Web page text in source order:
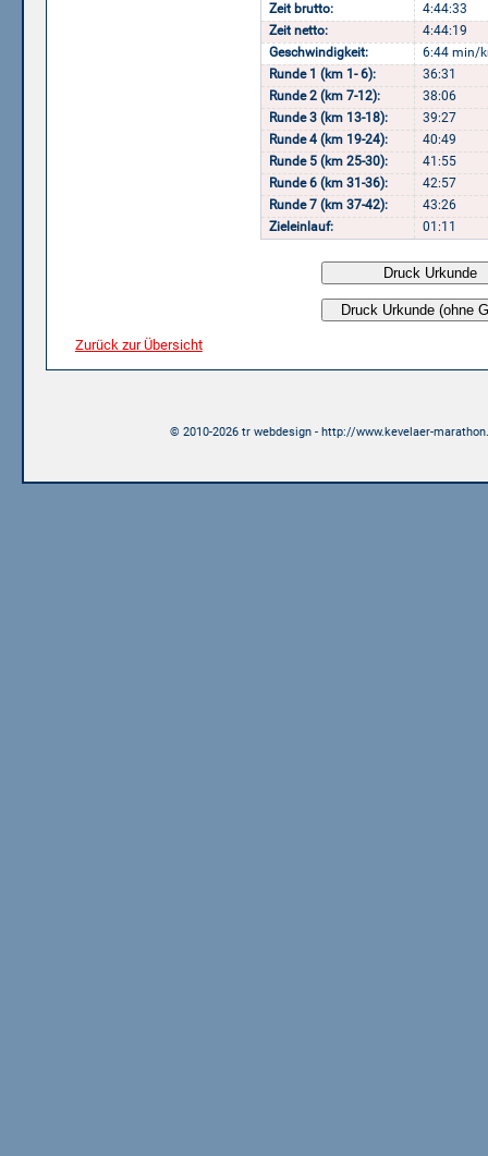
Zeit brutto:
4:44:33
Zeit netto:
4:44:19
Geschwindigkeit:
6:44 min/
Runde 1 (km 1- 6):
36:31
Runde 2 (km 7-12):
38:06
Runde 3 (km 13-18):
39:27
Runde 4 (km 19-24):
40:49
Runde 5 (km 25-30):
41:55
Runde 6 (km 31-36):
42:57
Runde 7 (km 37-42):
43:26
Zieleinlauf:
01:11
Zurück zur Übersicht
© 2010-2026 tr webdesign - http://www.kevelaer-